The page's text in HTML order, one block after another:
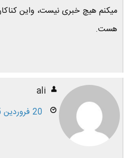
میکنم هیچ خبری نیست، واین
هست.
ali
20 فروردین 1395